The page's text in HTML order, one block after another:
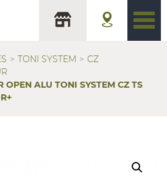
TONI SYSTEM
CZ
OPEN ALU TONI SYSTEM CZ TS